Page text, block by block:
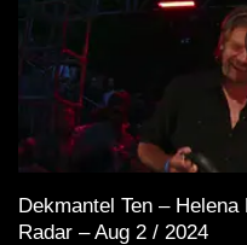
Dekmantel Ten –
Radar – Aug 2 / 2024